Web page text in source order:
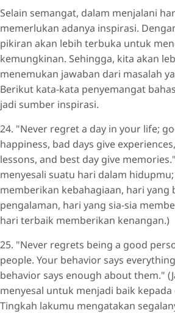
Selain semangat, dalam menjalani
memerlukan adanya inspirasi.
pikiran akan lebih terbuka untuk
kemungkinan. Sehingga, kita akan
menemukan jawaban dari masalah
Berikut kata-kata penyemangat
jadi sumber inspirasi.
24. "Never regret a day in your life;
happiness, bad days give
lessons, and best day give
menyesali suatu hari dalam
memberikan kebahagiaan, hari
pengalaman, hari yang sia-sia
hari terbaik memberikan kenangan.)
25. "Never regrets being a good
people. Your behavior says
behavior says enough about them."
menyesal untuk menjadi baik
Tingkah lakumu mengatakan